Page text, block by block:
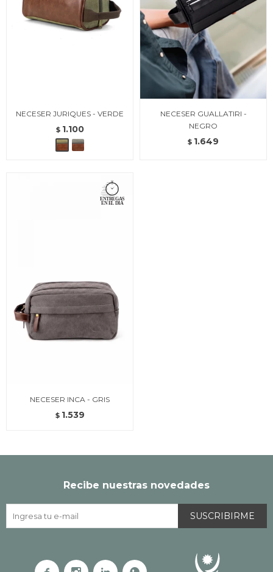
NECESER JURIQUES - VERDE
$ 1.100
NECESER GUALLATIRI -
NEGRO
$ 1.649
NECESER INCA - GRIS
$ 1.539
Recibe nuestras novedades
SUSCRIBIRME